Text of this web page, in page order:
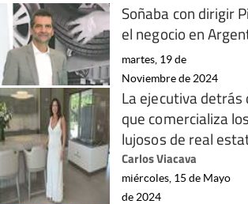
Soñaba con dirigir
el negocio en
martes, 19 de
Noviembre de 2024
La ejecutiva detrás
que comercializa
lujosos de real
Carlos Viacava
miércoles, 15 de Mayo
de 2024